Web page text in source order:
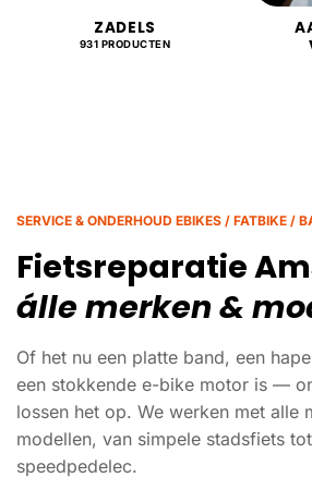
ZADELS
931 PRODUCTEN
SERVICE & ONDERHOUD EBIKES / FATBIKE /
Fietsreparatie
álle merken &
Of het nu een platte band, een
een stokkende e-bike motor is —
lossen het op. We werken met alle
modellen, van simpele stadsfiets
speedpedelec.